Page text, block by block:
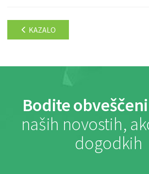
KAZALO
Bodite obveščeni
naših novostih,
dogodkih